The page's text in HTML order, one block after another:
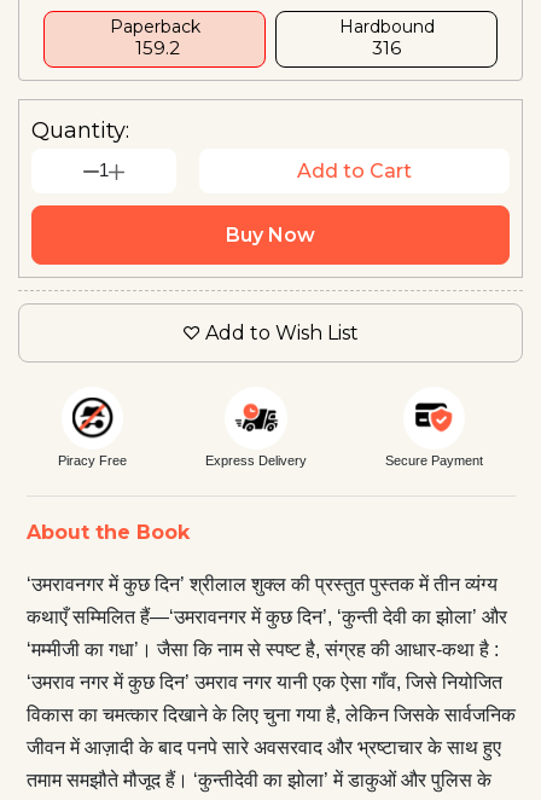
Paperback
₹ 159.2
Hardbound
₹316
Quantity:
1 Add to Cart
Buy Now
Add to Wish List
Piracy Free Express Delivery Secure Payment
About the Book
‘उमरावनगर में कुछ दिन’ श्रीलाल शुक्ल की प्रस्तुत पुस्तक में तीन व्यंग्य
कथाएँ सम्मिलित हैं—‘उमरावनगर में कुछ दिन’, ‘कुन्ती देवी का झोला’ और
‘मम्मीजी का गधा’। जैसा कि नाम से स्पष्ट है, संग्रह की आधार-कथा है :
‘उमराव नगर में कुछ दिन’ उमराव नगर यानी एक ऐसा गाँव, जिसे नियोजित
विकास का चमत्कार दिखाने के लिए चुना गया है, लेकिन जिसके सार्वजनिक
जीवन में आज़ादी के बाद पनपे सारे अवसरवाद और भ्रष्टाचार के साथ हुए
तमाम समझौते मौजूद हैं। ‘कुन्तीदेवी का झोला’ में डाकुओं और पुलिस के